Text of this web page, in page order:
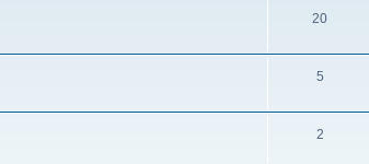
20
5
2